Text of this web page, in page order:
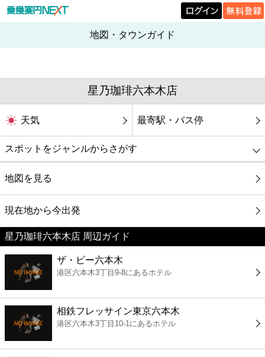
地図・タウンガイド
星乃珈琲六本木店
天気 最寄駅・バス停
スポットをジャンルからさがす
グルメ
映画
美容
コンビニ
薬局
スーパー
地図を見る
現在地から今出発
星乃珈琲六本木店 周辺ガイド
ザ・ビー六本木
港区六本木3丁目9-8にあるホテル
相鉄フレッサイン東京六本木
港区六本木3丁目10-1にあるホテル